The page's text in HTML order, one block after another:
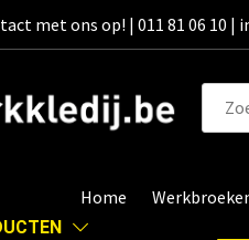
met ons op! | 011 81 06 10 |
Home